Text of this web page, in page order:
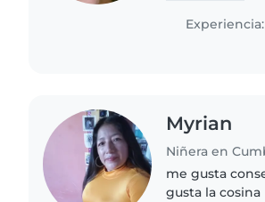
Myrian
Niñera en
me gusta
gusta la cosina